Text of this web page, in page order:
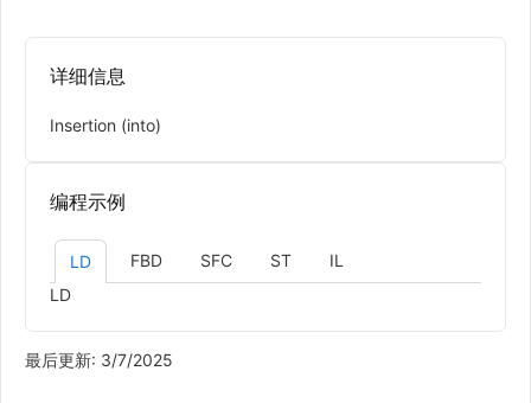
详细信息
Insertion (into)
编程示例
LD FBD SFC ST
IL
LD
最后更新: 3/7/2025